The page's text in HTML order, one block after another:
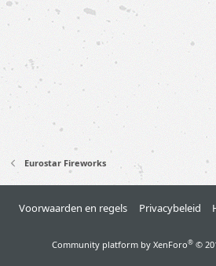
Eurostar Fireworks
Voorwaarden en regels Privacybeleid
Community platform by XenForo® ©